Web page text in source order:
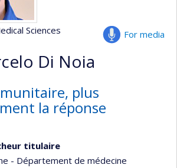
For media
Sciences
Di Noia
plus
la réponse
titulaire
- Département de médecine